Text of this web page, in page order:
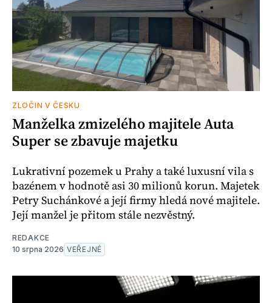
ZLOČIN V ČESKU
Manželka zmizelého majitele Auta
Super se zbavuje majetku
Lukrativní pozemek u Prahy a také luxusní vila s
bazénem v hodnotě asi 30 milionů korun. Majetek
Petry Suchánkové a její firmy hledá nové majitele.
Její manžel je přitom stále nezvěstný.
REDAKCE
10 srpna 2026 VEŘEJNÉ